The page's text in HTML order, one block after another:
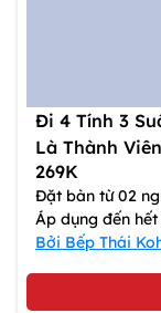
Đi 4 Tính 3
Là Thành Viên
269K
Đặt bàn từ 02
Áp dụng đến
Bởi Bếp Thái